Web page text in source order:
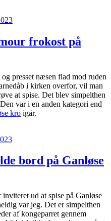
frokost på
presset næsen flad mod ruden
i kirken overfor, vil man
at spise. Det blev simpelthen
var i en anden kategori end
kro igår.
bord på Ganløse
ud at spise på Ganløse
var jeg. Det er simpelthen
af kongeparret gennem